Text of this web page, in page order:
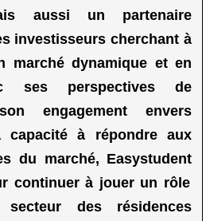
aussi un partenaire
investisseurs cherchant à
marché dynamique et en
ses perspectives de
engagement envers
capacité à répondre aux
du marché, Easystudent
continuer à jouer un rôle
des résidences